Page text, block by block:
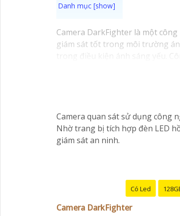
Camera DarkFighter là một
giám sát tốt trong môi trường
trong điều kiện ánh sáng yếu.
Camera quan sát sử dụng công
Nhờ trang bị tích hợp đèn LED
giám sát an ninh.
Có Led
Camera DarkFighter